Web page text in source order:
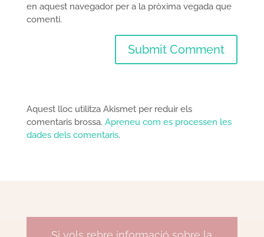
en aquest navegador per a la pròxima vegada que
comenti.
Aquest lloc utilitza Akismet per reduir els
comentaris brossa. Apreneu com es processen les
dades dels comentaris.